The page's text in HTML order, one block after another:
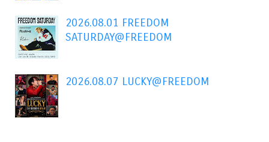
2026.08.01 FREEDOM
SATURDAY@FREEDOM
2026.08.07 LUCKY@FREEDOM